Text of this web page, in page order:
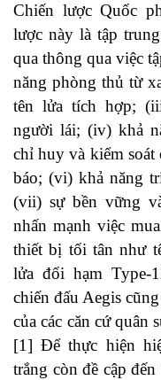
Chiến lược Quốc
lược này là tập
qua thông qua việc
năng phòng thủ từ
tên lửa tích hợp;
người lái; (iv) khả
chỉ huy và kiểm soát
báo; (vi) khả năng
(vii) sự bền vững
nhấn mạnh việc
thiết bị tối tân như
lửa đối hạm Type-
chiến đấu Aegis
của các căn cứ quân
[1] Để thực hiện
trắng còn đề cập